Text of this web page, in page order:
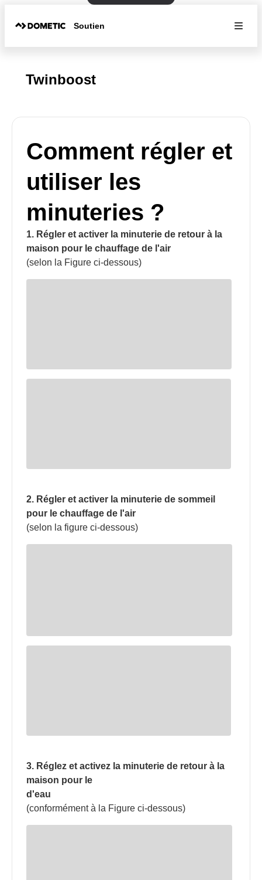
Soutien
Twinboost
Comment régler et
utiliser les
minuteries ?
1. Régler et activer la minuterie de retour à la
maison pour le chauffage de l'air
(selon la Figure ci-dessous)
2. Régler et activer la minuterie de sommeil
pour le chauffage de l'air
(selon la figure ci-dessous)
3. Réglez et activez la minuterie de retour à la
maison pour le
d'eau
(conformément à la Figure ci-dessous)